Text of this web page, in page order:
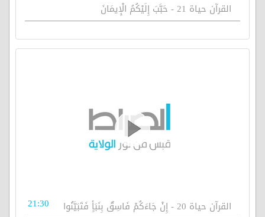
القرآن حياة 21 - حَبَّبَ إِلَيْكُمُ الْإِيمَانَ
القرآن حياة 20 - إِنْ جَاءَكُمْ فَاسِقٌ بِنَبَأٍ فَتَبَيَّنُوا 21:30